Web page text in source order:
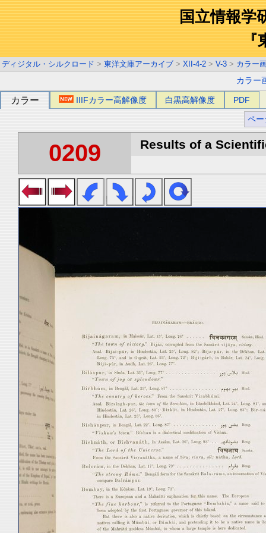
国立情報学
『
ディジタル・シルクロード > 東洋文庫アーカイブ > XII-4-2 > V-3 > カラー
カラー
カラー IIIFカラー高解像度 白黒高解像度 PDF
ペー
0209 Results of a